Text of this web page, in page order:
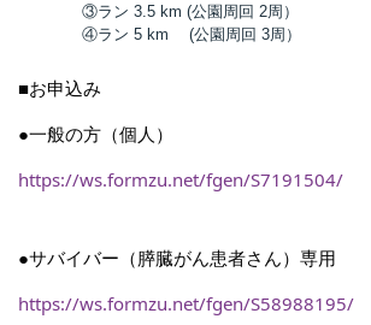
③ラン 3.5 km (公園周回 2周）
④ラン 5 km (公園周回 3周）
■お申込み
●一般の方（個人）
https://ws.formzu.net/fgen/S7191504/
●サバイバー（膵臓がん患者さん）専用
https://ws.formzu.net/fgen/S58988195/